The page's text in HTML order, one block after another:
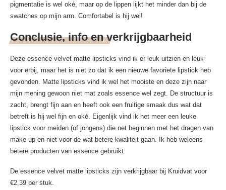
pigmentatie is wel oké, maar op de lippen lijkt het minder dan bij de
swatches op mijn arm. Comfortabel is hij wel!
Conclusie, info en verkrijgbaarheid
Deze essence velvet matte lipsticks vind ik er leuk uitzien en leuk
voor erbij, maar het is niet zo dat ik een nieuwe favoriete lipstick heb
gevonden. Matte lipsticks vind ik wel het mooiste en deze zijn naar
mijn mening gewoon niet mat zoals essence wel zegt. De structuur is
zacht, brengt fijn aan en heeft ook een fruitige smaak dus wat dat
betreft is hij wel fijn en oké. Eigenlijk vind ik het meer een leuke
lipstick voor meiden (of jongens) die net beginnen met het dragen van
make-up en niet voor de wat betere kwaliteit gaan. Ik heb weleens
betere producten van essence gebruikt.
De essence velvet matte lipsticks zijn verkrijgbaar bij Kruidvat voor
€2,39 per stuk.